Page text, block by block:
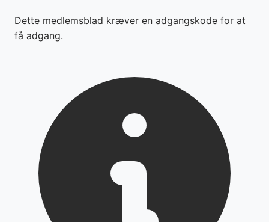
Dette medlemsblad kræver en adgangskode for at
få adgang.